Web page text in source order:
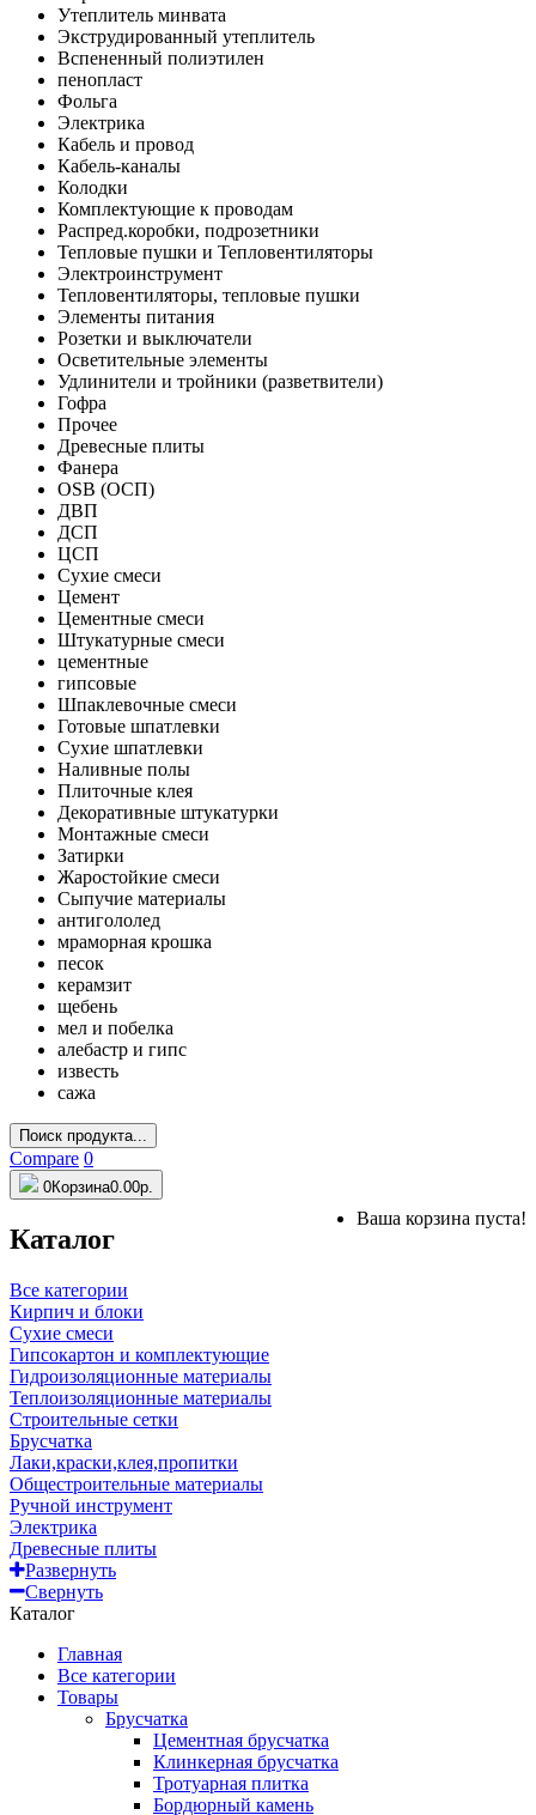
Утеплитель минвата
Экструдированный утеплитель
Вспененный полиэтилен
пенопласт
Фольга
Электрика
Кабель и провод
Кабель-каналы
Колодки
Комплектующие к проводам
Распред.коробки, подрозетники
Тепловые пушки и Тепловентиляторы
Электроинструмент
Тепловентиляторы, тепловые пушки
Элементы питания
Розетки и выключатели
Осветительные элементы
Удлинители и тройники (разветвители)
Гофра
Прочее
Древесные плиты
Фанера
OSB (ОСП)
ДВП
ДСП
ЦСП
Сухие смеси
Цемент
Цементные смеси
Штукатурные смеси
цементные
гипсовые
Шпаклевочные смеси
Готовые шпатлевки
Сухие шпатлевки
Наливные полы
Плиточные клея
Декоративные штукатурки
Монтажные смеси
Затирки
Жаростойкие смеси
Сыпучие материалы
антигололед
мраморная крошка
песок
керамзит
щебень
мел и побелка
алебастр и гипс
известь
сажа
Поиск продукта...
Compare 0
0Корзина0.00р.
Ваша корзина пуста!
Каталог
Все категории
Кирпич и блоки
Сухие смеси
Гипсокартон и комплектующие
Гидроизоляционные материалы
Теплоизоляционные материалы
Строительные сетки
Брусчатка
Лаки,краски,клея,пропитки
Общестроительные материалы
Ручной инструмент
Электрика
Древесные плиты
Развернуть
Свернуть
Каталог
Главная
Все категории
Товары
Брусчатка
Цементная брусчатка
Клинкерная брусчатка
Тротуарная плитка
Бордюрный камень